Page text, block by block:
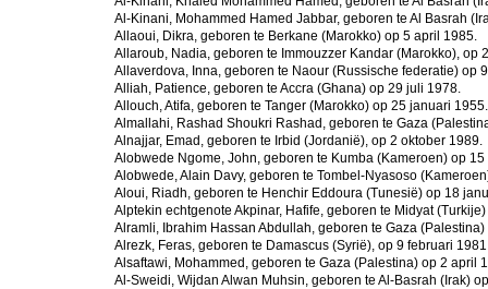
Al-Kinani, Mohammed Hamed Jabbar, geboren te Al Basrah
Allaoui, Dikra, geboren te Berkane (Marokko) op 5 april 1985.
Allaroub, Nadia, geboren te Immouzzer Kandar (Marokko), op
Allaverdova, Inna, geboren te Naour (Russische federatie) op
Alliah, Patience, geboren te Accra (Ghana) op 29 juli 1978.
Allouch, Atifa, geboren te Tanger (Marokko) op 25 januari 1955.
Almallahi, Rashad Shoukri Rashad, geboren te Gaza
Alnajjar, Emad, geboren te Irbid (Jordanië), op 2 oktober 1989.
Alobwede Ngome, John, geboren te Kumba (Kameroen) op
Alobwede, Alain Davy, geboren te Tombel-Nyasoso
Aloui, Riadh, geboren te Henchir Eddoura (Tunesië) op 18
Alptekin echtgenote Akpinar, Hafife, geboren te Midyat
Alramli, Ibrahim Hassan Abdullah, geboren te Gaza
Alrezk, Feras, geboren te Damascus (Syrië), op 9 februari
Alsaftawi, Mohammed, geboren te Gaza (Palestina) op 2 april
Al-Sweidi, Wijdan Alwan Muhsin, geboren te Al-Basrah (Irak)